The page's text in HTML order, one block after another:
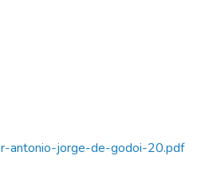
antonio-jorge-de-godoi-20.pdf